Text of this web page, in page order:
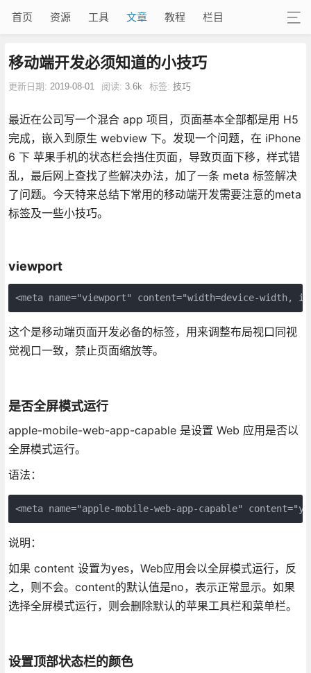
首页 资源 工具 文章 教程 栏目
移动端开发必须知道的小技巧
更新日期: 2019-08-01 阅读: 3.6k 标签: 技巧
最近在公司写一个混合 app 项目，页面基本全部都是用 H5
完成，嵌入到原生 webview 下。发现一个问题，在 iPhone
6 下 苹果手机的状态栏会挡住页面，导致页面下移，样式错
乱，最后网上查找了些解决办法，加了一条 meta 标签解决
了问题。今天特来总结下常用的移动端开发需要注意的meta
标签及一些小技巧。
viewport
<meta name="viewport" content="width=device-width,
这个是移动端页面开发必备的标签，用来调整布局视口同视
觉视口一致，禁止页面缩放等。
是否全屏模式运行
apple-mobile-web-app-capable 是设置 Web 应用是否以
全屏模式运行。
语法：
<meta name="apple-mobile-web-app-capable"
说明：
如果 content 设置为yes，Web应用会以全屏模式运行，反
之，则不会。content的默认值是no，表示正常显示。如果
选择全屏模式运行，则会删除默认的苹果工具栏和菜单栏。
设置顶部状态栏的颜色